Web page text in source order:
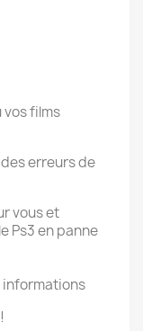
vos films
erreurs de
vous et
Ps3 en panne
informations